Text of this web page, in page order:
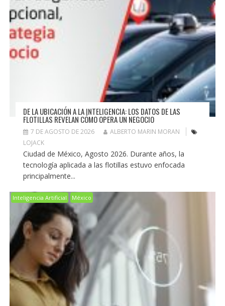
DE LA UBICACIÓN A LA INTELIGENCIA: LOS DATOS DE LAS
FLOTILLAS REVELAN CÓMO OPERA UN NEGOCIO
7 DE AGOSTO DE 2026
ALBERTO MARIN MORAN
LOJACK
Ciudad de México, Agosto 2026. Durante años, la
tecnología aplicada a las flotillas estuvo enfocada
principalmente...
Inteligencia Artificial México